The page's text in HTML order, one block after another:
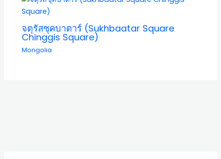
จตุรัสซุคบาตาร์ (Sukhbaatar Square
Chinggis Square)
Mongolia